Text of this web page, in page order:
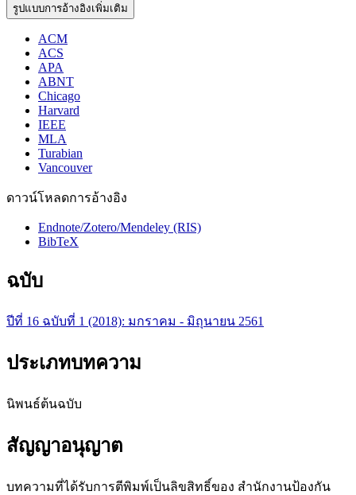
รูปแบบการอ้างอิงเพิ่มเติม
ACM
ACS
APA
ABNT
Chicago
Harvard
IEEE
MLA
Turabian
Vancouver
ดาวน์โหลดการอ้างอิง
Endnote/Zotero/Mendeley (RIS)
BibTeX
ฉบับ
ปีที่ 16 ฉบับที่ 1 (2018): มกราคม - มิถุนายน 2561
ประเภทบทความ
นิพนธ์ต้นฉบับ
สัญญาอนุญาต
บทความที่ได้รับการตีพิมพ์เป็นลิขสิทธิ์ของ สำนักงานป้องกัน